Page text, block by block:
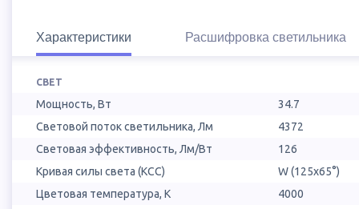
Характеристики Расшифровка светильника
СВЕТ
Мощность, Вт
34.7
Световой поток светильника, Лм
4372
Световая эффективность, Лм/Вт
126
Кривая силы света (КСС)
W (125х65°)
Цветовая температура, К
4000